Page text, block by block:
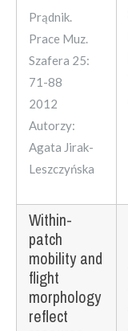
Prądnik.
Prace Muz.
Szafera 25:
71-88
2012
Autorzy:
Agata Jirak-
Leszczyńska
Within-
patch
mobility and
flight
morphology
reflect